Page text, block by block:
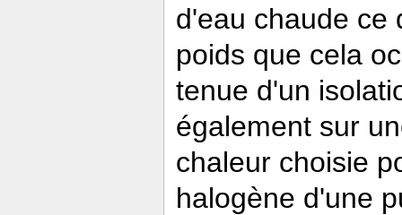
d'eau chaude ce
poids que cela
tenue d'un
également sur
chaleur choisie
halogène d'une